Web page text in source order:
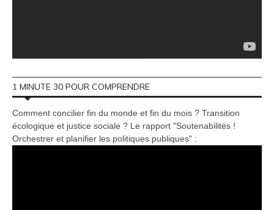
1 MINUTE 30 POUR COMPRENDRE
Comment concilier fin du monde et fin du mois ? Transition
écologique et justice sociale ? Le rapport "Soutenabilités !
Orchestrer et planifier les politiques publiques" :